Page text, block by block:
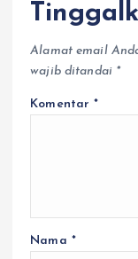
Alamat email
wajib ditandai *
Komentar*
Nama *